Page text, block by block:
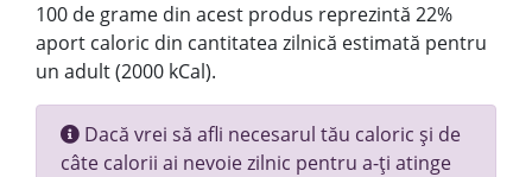
100 de grame din acest produs reprezintă 22%
aport caloric din cantitatea zilnică estimată pentru
un adult (2000 kCal).
Dacă vrei să afli necesarul tău caloric și de
câte calorii ai nevoie zilnic pentru a-ți atinge